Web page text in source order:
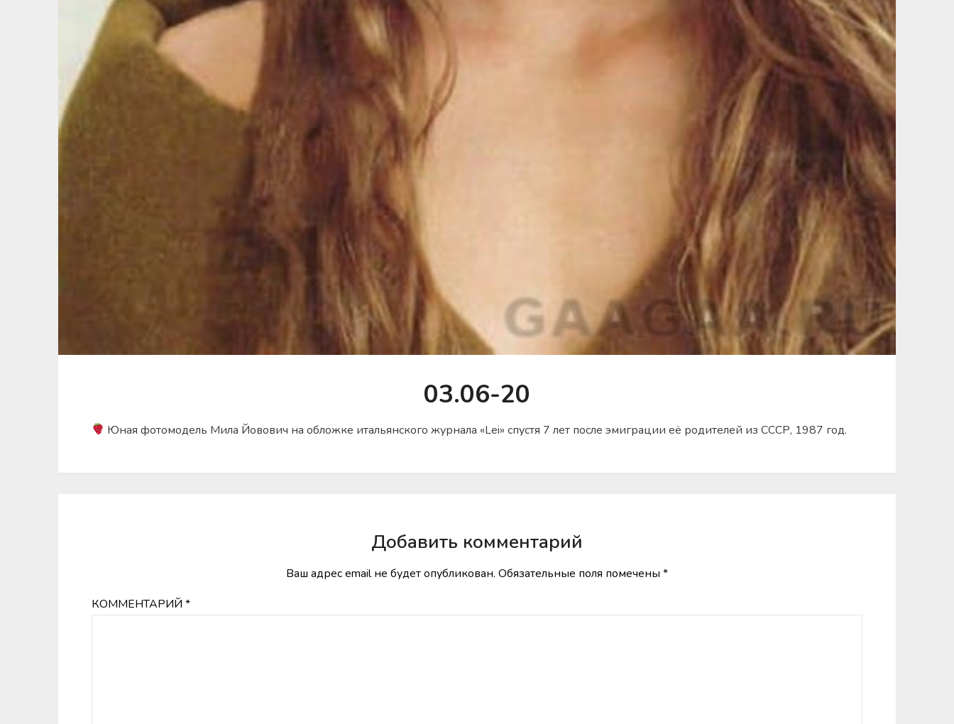
03.06-20
Юная фотомодель Мила Йовович на обложке итальянского журнала «Lei» спустя 7 лет после эмиграции её родителей из СССР, 1987 год.
Добавить комментарий
Ваш адрес email не будет опубликован. Обязательные поля помечены *
КОММЕНТАРИЙ*